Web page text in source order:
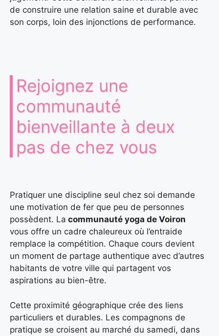
de construire une relation saine et durable avec
son corps, loin des injonctions de performance.
Rejoignez une
communauté
bienveillante à deux
pas de chez vous
Pratiquer une discipline seul chez soi demande
une motivation de fer que peu de personnes
possèdent. La communauté yoga de Voiron
vous offre un cadre chaleureux où l’entraide
remplace la compétition. Chaque cours devient
un moment de partage authentique avec d’autres
habitants de votre ville qui partagent vos
aspirations au bien-être.
Cette proximité géographique crée des liens
particuliers et durables. Les compagnons de
pratique se croisent au marché du samedi, dans